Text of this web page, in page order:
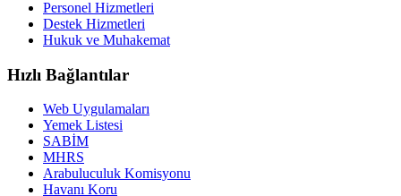
Personel Hizmetleri
Destek Hizmetleri
Hukuk ve Muhakemat
Hızlı Bağlantılar
Web Uygulamaları
Yemek Listesi
SABİM
MHRS
Arabuluculuk Komisyonu
Havanı Koru